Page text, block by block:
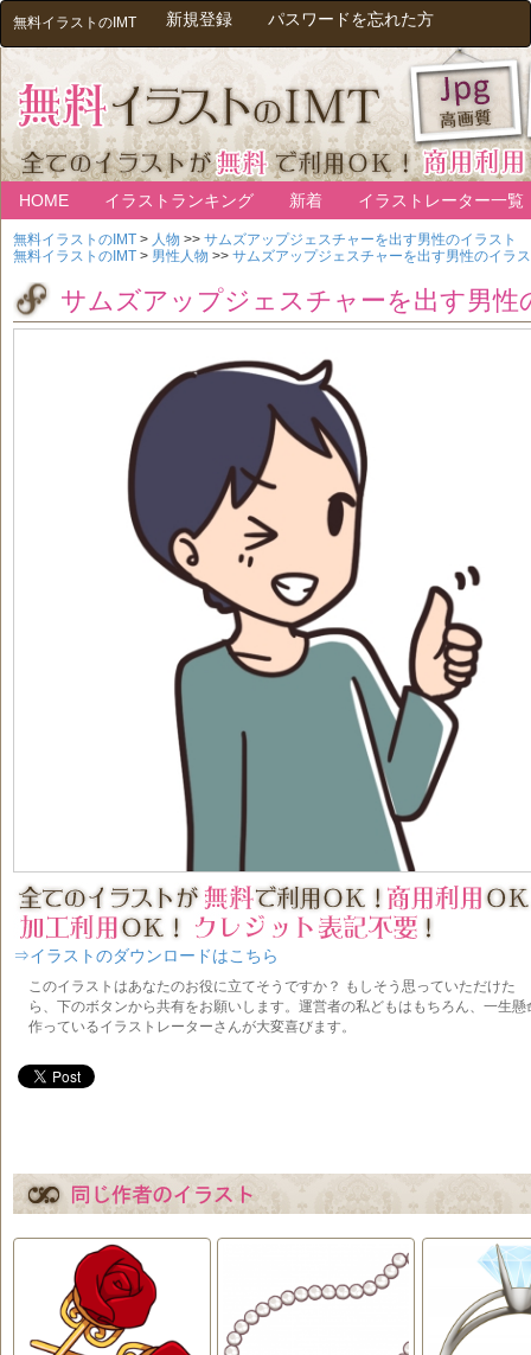
無料イラストのIMT 新規登録 パスワードを忘れた方
HOME イラストランキング 新着 イラストレーター一覧
無料イラストのIMT > 人物 >> サムズアップジェスチャーを出す男性のイラスト
無料イラストのIMT > 男性人物 >> サムズアップジェスチャーを出す男性のイラ
サムズアップジェスチャーを出す男性
⇒イラストのダウンロードはこちら